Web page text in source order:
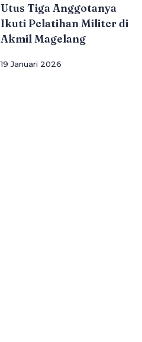
Utus Tiga Anggotanya
Ikuti Pelatihan Militer di
Akmil Magelang
19 Januari 2026